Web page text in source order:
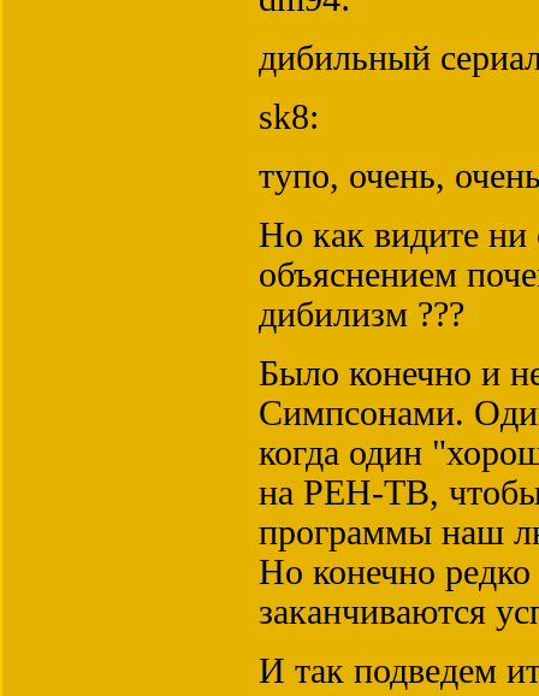
дибильный
sk8:
тупо, очень,
Но как видите ни
объяснением
дибилизм ???
Было конечно и
Симпсонами.
когда один
на РЕН-ТВ,
программы наш
Но конечно редко
заканчиваются
И так подведем